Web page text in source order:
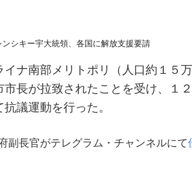
ナ南部メリトポリ（人口約１５万
長が拉致されたことを受け、１２
議運動を行った。
副長官がテレグラム・チャンネルにて